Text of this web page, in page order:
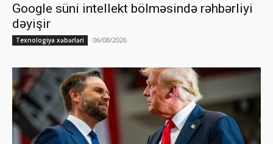
Google süni intellekt bölməsində rəhbərliyi
dəyişir
Texnologiya xəbərləri 06/08/2026